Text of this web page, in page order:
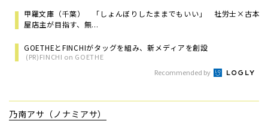
甲羅文庫（千葉） 「しょんぼりしたままでもいい」 社労士×古本
屋店主が目指す、無...
GOETHEとFINCHIがタッグを組み、新メディアを創設
(PR)FINCHI on GOETHE
Recommended by
乃南アサ（ノナミアサ）